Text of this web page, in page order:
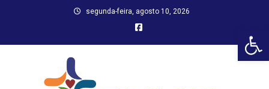
segunda-feira, agosto 10, 2026